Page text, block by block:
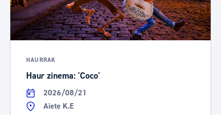
HAURRAK
Haur zinema: 'Coco'
2026/08/21
Aiete K.E